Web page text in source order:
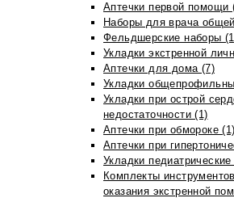
Аптечки первой помощи
Наборы для врача
Фельдшерские наборы
Укладки экстренной
Аптечки для дома (7)
Укладки
Укладки при острой
недостаточности (1)
Аптечки при обмороке (1)
Аптечки при
Укладки педиатрические
Комплекты
оказания экстренной